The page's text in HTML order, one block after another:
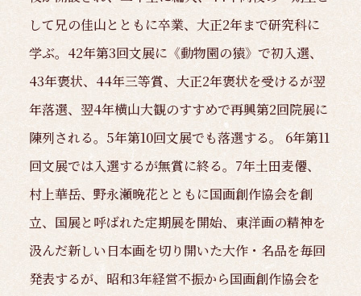
して兄の佳山とともに卒業、大正2年まで研究科に
学ぶ。42年第3回文展に《動物園の猿》で初入選、
43年褒状、44年三等賞、大正2年褒状を受けるが翌
年落選、翌4年横山大観のすすめで再興第2回院展に
陳列される。5年第10回文展でも落選する。 6年第11
回文展では入選するが無賞に終る。7年土田麦僊、
村上華岳、野永瀬晩花とともに国画創作協会を創
立、国展と呼ばれた定期展を開始、東洋画の精神を
汲んだ新しい日本画を切り開いた大作・名品を毎回
発表するが、昭和3年経営不振から国画創作協会を